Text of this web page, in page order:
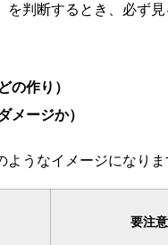
判断するとき、必ず見
の作り）
メージか）
うなイメージになりま
要注